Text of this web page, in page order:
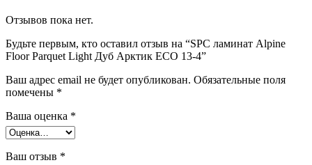
Отзывов пока нет.
Будьте первым, кто оставил отзыв на “SPC ламинат Alpine
Floor Parquet Light Дуб Арктик ECO 13-4”
Ваш адрес email не будет опубликован. Обязательные поля
помечены *
Ваша оценка *
Ваш отзыв *